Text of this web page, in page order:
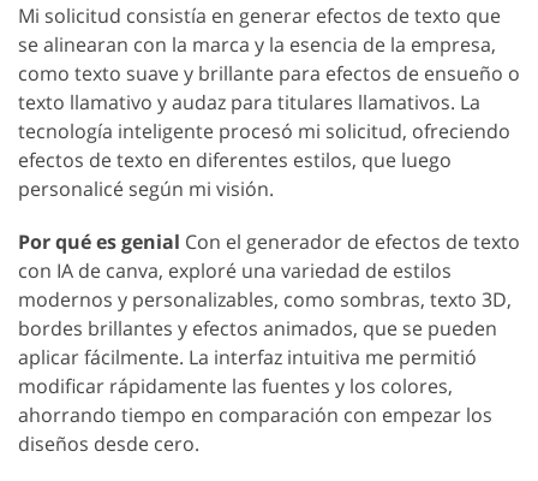
Mi solicitud consistía en generar efectos de texto que
se alinearan con la marca y la esencia de la empresa,
como texto suave y brillante para efectos de ensueño o
texto llamativo y audaz para titulares llamativos. La
tecnología inteligente procesó mi solicitud, ofreciendo
efectos de texto en diferentes estilos, que luego
personalicé según mi visión.
Por qué es genial Con el generador de efectos de texto
con IA de canva, exploré una variedad de estilos
modernos y personalizables, como sombras, texto 3D,
bordes brillantes y efectos animados, que se pueden
aplicar fácilmente. La interfaz intuitiva me permitió
modificar rápidamente las fuentes y los colores,
ahorrando tiempo en comparación con empezar los
diseños desde cero.